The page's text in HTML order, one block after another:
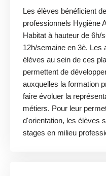
Les élèves bénéficient
professionnels Hygiène
Habitat à hauteur de 6h/
12h/semaine en 3è. Les
élèves au sein de ces
permettent de
auxquelles la formation
faire évoluer la
métiers. Pour leur
d'orientation, les élèves
stages en milieu